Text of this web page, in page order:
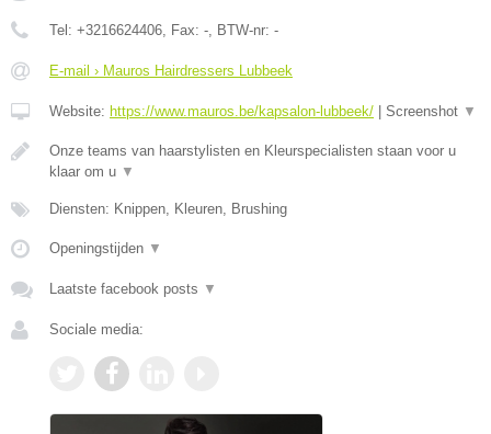
Tel: +3216624406, Fax: -, BTW-nr: -
E-mail › Mauros Hairdressers Lubbeek
Website: https://www.mauros.be/kapsalon-lubbeek/ Screenshot ▼
Onze teams van haarstylisten en Kleurspecialisten staan voor u
klaar om u ▼
Diensten: Knippen, Kleuren, Brushing
Openingstijden ▼
Laatste facebook posts ▼
Sociale media: